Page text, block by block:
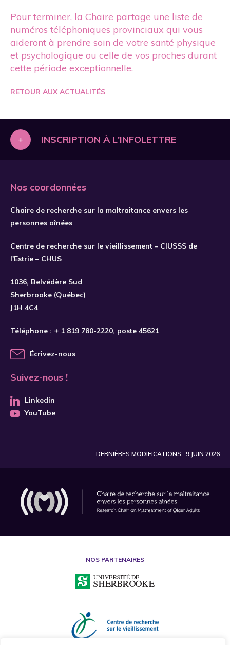
Pour terminer, la Chaire partage une liste de
numéros téléphoniques provinciaux qui vous
aideront à prendre soin de votre santé physique
et psychologique ou celle de vos proches durant
cette période exceptionnelle.
RETOUR AUX ACTUALITÉS
+ INSCRIPTION À L'INFOLETTRE
Nos coordonnées
Chaire de recherche sur la maltraitance envers les
personnes aînées
Centre de recherche sur le vieillissement – CIUSSS de
l'Estrie – CHUS
1036, Belvédère Sud
Sherbrooke (Québec)
J1H 4C4
Téléphone : + 1 819 780-2220, poste 45621
Écrivez-nous
Suivez-nous !
Linkedin
YouTube
DERNIÈRES MODIFICATIONS : 9 JUIN 2026
NOS PARTENAIRES